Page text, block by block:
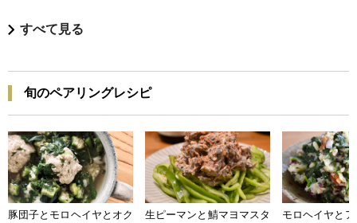
すべて見る
旬のペアリングレシピ
豚団子とモロヘイヤとオク
生ピーマンと鯖マヨマスタ
モロヘイヤと